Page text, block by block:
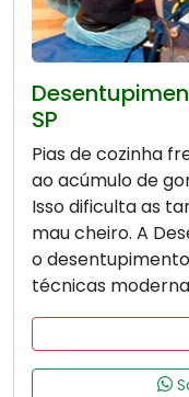
SP
Pias de cozinha
ao acúmulo de
Isso dificulta as
mau cheiro. A
o
técnicas